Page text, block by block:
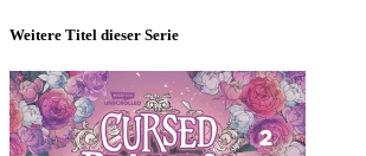
Weitere Titel dieser Serie